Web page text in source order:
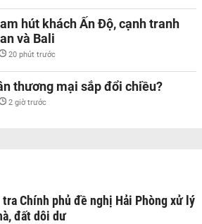
hút khách Ấn Độ, cạnh tranh
và Bali
20 phút trước
thương mại sắp đổi chiều?
2 giờ trước
tra Chính phủ đề nghị Hải Phòng xử lý
đất dôi dư